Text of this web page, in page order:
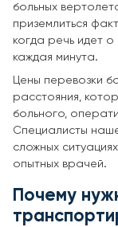
больных
приземлиться
когда речь идет
каждая минута.
Цены перевозки
расстояния,
больного,
Специалисты
сложных
опытных врачей.
Почему